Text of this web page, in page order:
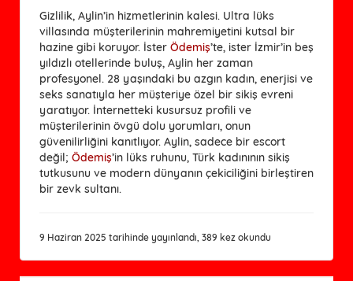
Gizlilik, Aylin’in hizmetlerinin kalesi. Ultra lüks
villasında müşterilerinin mahremiyetini kutsal bir
hazine gibi koruyor. İster Ödemiş’te, ister İzmir’in beş
yıldızlı otellerinde buluş, Aylin her zaman
profesyonel. 28 yaşındaki bu azgın kadın, enerjisi ve
seks sanatıyla her müşteriye özel bir sikiş evreni
yaratıyor. İnternetteki kusursuz profili ve
müşterilerinin övgü dolu yorumları, onun
güvenilirliğini kanıtlıyor. Aylin, sadece bir escort
değil; Ödemiş’in lüks ruhunu, Türk kadınının sikiş
tutkusunu ve modern dünyanın çekiciliğini birleştiren
bir zevk sultanı.
9 Haziran 2025 tarihinde yayınlandı, 389 kez okundu